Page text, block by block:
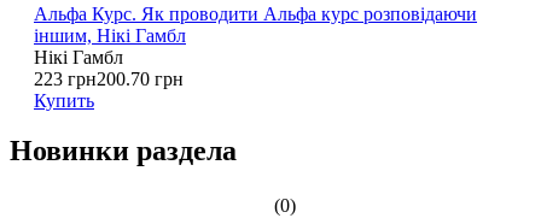
Альфа Курс. Як проводити Альфа курс розповідаючи
іншим, Нікі Гамбл
Нікі Гамбл
223 грн200.70 грн
Купить
Новинки раздела
(0)